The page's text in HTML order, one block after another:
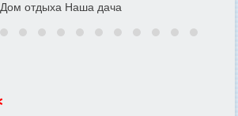
Дом отдыха Наша дача